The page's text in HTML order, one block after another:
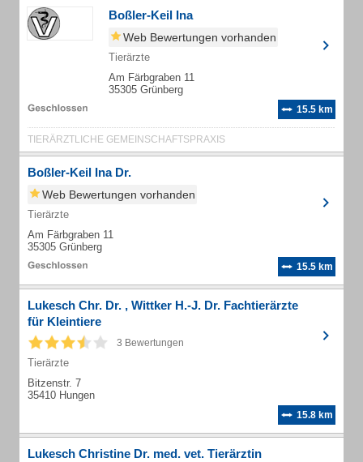
Boßler-Keil Ina
Web Bewertungen vorhanden
Tierärzte
Am Färbgraben 11
35305 Grünberg
15.5 km
TIERÄRZTLICHE GEMEINSCHAFTSPRAXIS
Boßler-Keil Ina Dr.
Web Bewertungen vorhanden
Tierärzte
Am Färbgraben 11
35305 Grünberg
15.5 km
Lukesch Chr. Dr. , Wittker H.-J. Dr. Fachtierärzte
für Kleintiere
3 Bewertungen
Tierärzte
Bitzenstr. 7
35410 Hungen
15.8 km
Lukesch Christine Dr. med. vet. Tierärztin